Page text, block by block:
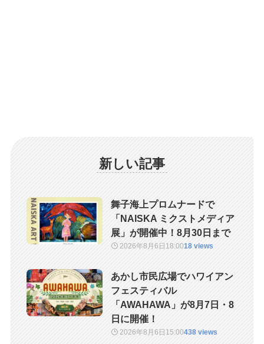
新しい記事
舞子海上プロムナードで
「NAISKA ミクストメディア
展」が開催中！8月30日まで
2026年8月6日 18:0018 views
あかし市民広場でハワイアン
フェスティバル
「AWAHAWA」が8月7日・8
日に開催！
2026年8月6日 15:00438 views